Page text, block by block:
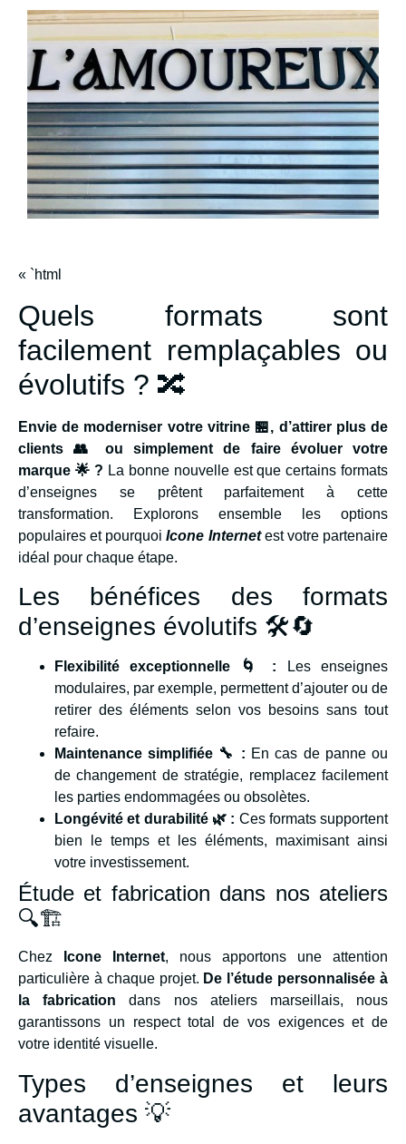
« `html
Quels formats sont
facilement remplaçables ou
évolutifs ? 🔀
Envie de moderniser votre vitrine 🏪, d’attirer plus de
clients 👥 ou simplement de faire évoluer votre
marque 🌟 ? La bonne nouvelle est que certains formats
d’enseignes se prêtent parfaitement à cette
transformation. Explorons ensemble les options
populaires et pourquoiIcone Internetest votre partenaire
idéal pour chaque étape.
Les bénéfices des formats
d’enseignes évolutifs 🛠️🔄
Flexibilité exceptionnelle 🌀 : Les enseignes
modulaires, par exemple, permettent d’ajouter ou de
retirer des éléments selon vos besoins sans tout
refaire.
Maintenance simplifiée 🔧 : En cas de panne ou
de changement de stratégie, remplacez facilement
les parties endommagées ou obsolètes.
Longévité et durabilité 🌿 : Ces formats supportent
bien le temps et les éléments, maximisant ainsi
votre investissement.
Étude et fabrication dans nos ateliers
🔍🏗️
Chez Icone Internet, nous apportons une attention
particulière à chaque projet. De l’étude personnalisée à
la fabrication dans nos ateliers marseillais, nous
garantissons un respect total de vos exigences et de
votre identité visuelle.
Types d’enseignes et leurs
avantages 💡